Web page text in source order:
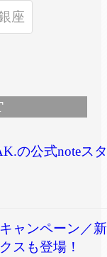
座
の公式noteスタ
ャンペーン／新
スも登場！